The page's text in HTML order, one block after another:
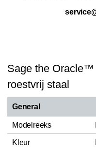
Sage the Oracle™
roestvrij staal
General
Modelreeks
Kleur